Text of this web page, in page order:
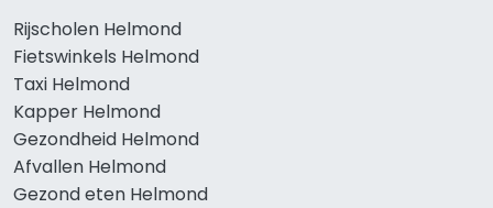
Rijscholen Helmond
Fietswinkels Helmond
Taxi Helmond
Kapper Helmond
Gezondheid Helmond
Afvallen Helmond
Gezond eten Helmond